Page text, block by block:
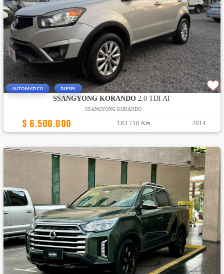
AUTOMATICO DIESEL
SSANGYONG KORANDO2.0 TDI AT
SSANGYONG KORANDO
$ 6.500.000 183.710 Km 2014